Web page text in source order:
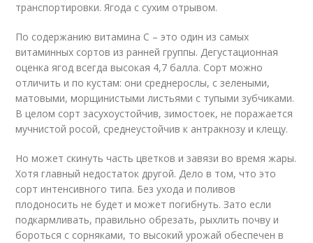
транспортировки. Ягода с сухим отрывом.
По содержанию витамина С – это один из самых
витаминных сортов из ранней группы. Дегустационная
оценка ягод всегда высокая 4,7 балла. Сорт можно
отличить и по кустам: они среднерослы, с зелеными,
матовыми, морщинистыми листьями с тупыми зубчиками.
В целом сорт засухоустойчив, зимостоек, не поражается
мучнистой росой, среднеустойчив к антракнозу и клещу.
Но может скинуть часть цветков и завязи во время жары.
Хотя главный недостаток другой. Дело в том, что это
сорт интенсивного типа. Без ухода и поливов
плодоносить не будет и может погибнуть. Зато если
подкармливать, правильно обрезать, рыхлить почву и
бороться с сорняками, то высокий урожай обеспечен в